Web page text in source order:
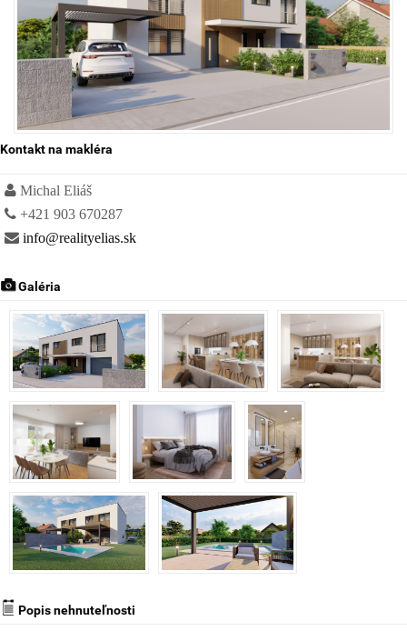
Kontakt na makléra
Michal Eliáš
+421 903 670287
info@realityelias.sk
Galéria
Popis nehnuteľnosti